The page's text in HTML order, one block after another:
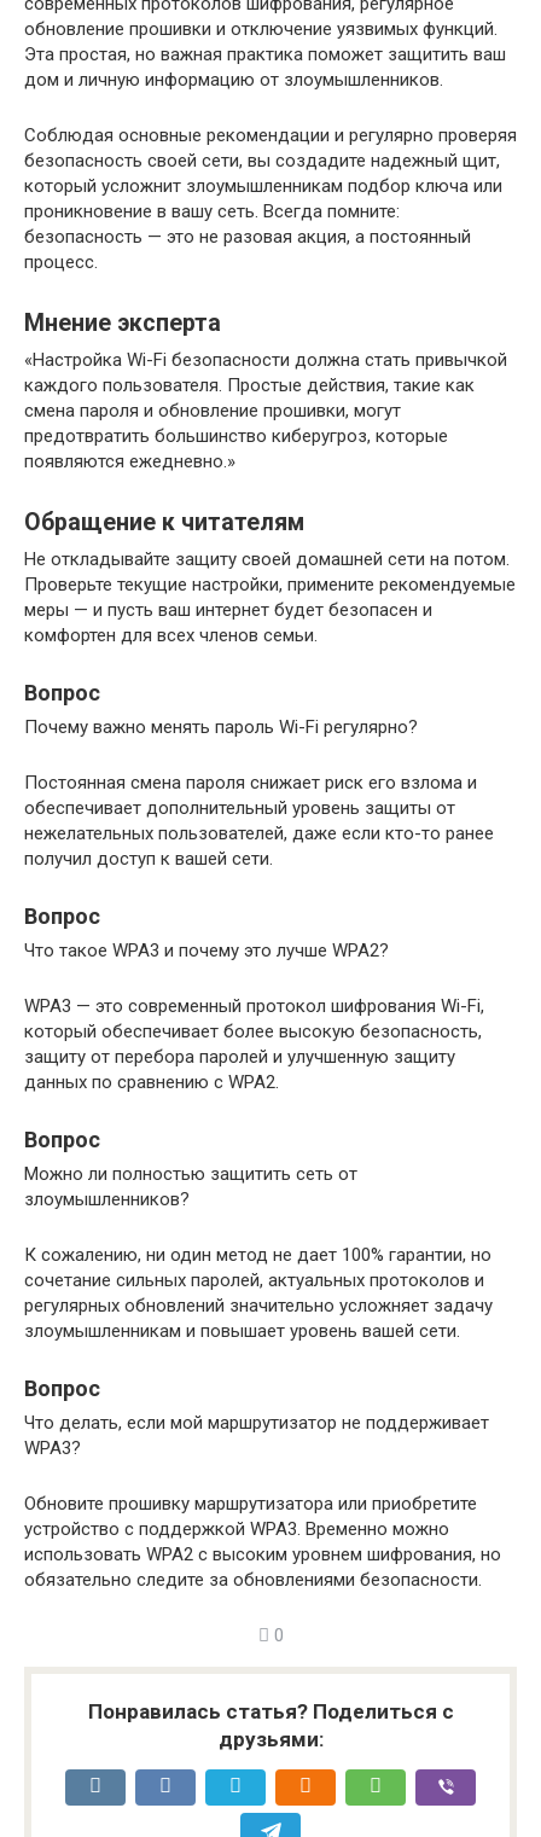
обновление прошивки и отключение уязвимых функций.
Эта простая, но важная практика поможет защитить ваш
дом и личную информацию от злоумышленников.
Соблюдая основные рекомендации и регулярно проверяя
безопасность своей сети, вы создадите надежный щит,
который усложнит злоумышленникам подбор ключа или
проникновение в вашу сеть. Всегда помните:
безопасность — это не разовая акция, а постоянный
процесс.
Мнение эксперта
«Настройка Wi-Fi безопасности должна стать привычкой
каждого пользователя. Простые действия, такие как
смена пароля и обновление прошивки, могут
предотвратить большинство киберугроз, которые
появляются ежедневно.»
Обращение к читателям
Не откладывайте защиту своей домашней сети на потом.
Проверьте текущие настройки, примените рекомендуемые
меры — и пусть ваш интернет будет безопасен и
комфортен для всех членов семьи.
Вопрос
Почему важно менять пароль Wi-Fi регулярно?
Постоянная смена пароля снижает риск его взлома и
обеспечивает дополнительный уровень защиты от
нежелательных пользователей, даже если кто-то ранее
получил доступ к вашей сети.
Вопрос
Что такое WPA3 и почему это лучше WPA2?
WPA3 — это современный протокол шифрования Wi-Fi,
который обеспечивает более высокую безопасность,
защиту от перебора паролей и улучшенную защиту
данных по сравнению с WPA2.
Вопрос
Можно ли полностью защитить сеть от
злоумышленников?
К сожалению, ни один метод не дает 100% гарантии, но
сочетание сильных паролей, актуальных протоколов и
регулярных обновлений значительно усложняет задачу
злоумышленникам и повышает уровень вашей сети.
Вопрос
Что делать, если мой маршрутизатор не поддерживает
WPA3?
Обновите прошивку маршрутизатора или приобретите
устройство с поддержкой WPA3. Временно можно
использовать WPA2 с высоким уровнем шифрования, но
обязательно следите за обновлениями безопасности.
0
Понравилась статья? Поделиться с
друзьями: